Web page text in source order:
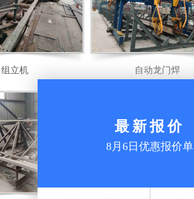
组立机 自动龙门焊
最新报价
8月6日优惠报价单